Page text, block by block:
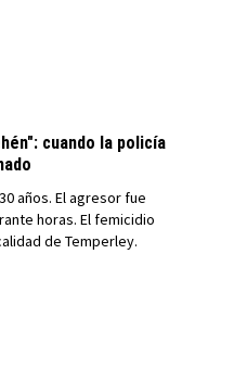
cuando la policía
años. El agresor fue
horas. El femicidio
de Temperley.